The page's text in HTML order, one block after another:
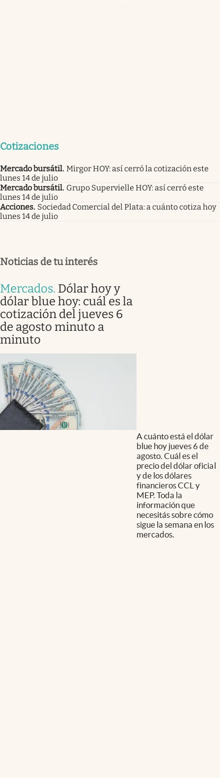
Cotizaciones
Mercado bursátil. Mirgor HOY: así cerró la cotización este
lunes 14 de julio
Mercado bursátil. Grupo Supervielle HOY: así cerró este
lunes 14 de julio
Acciones. Sociedad Comercial del Plata: a cuánto cotiza hoy
lunes 14 de julio
Noticias de tu interés
Mercados. Dólar hoy y
dólar blue hoy: cuál es la
cotización del jueves 6
de agosto minuto a
minuto
A cuánto está el dólar
blue hoy jueves 6 de
agosto. Cuál es el
precio del dólar oficial
y de los dólares
financieros CCL y
MEP. Toda la
información que
necesitás sobre cómo
sigue la semana en los
mercados.